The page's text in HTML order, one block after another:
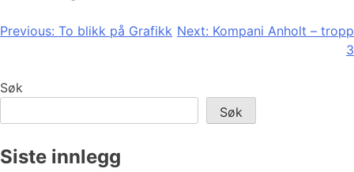
Innleggsnavigasjon
Previous: To blikk på Grafikk Next: Kompani Anholt – tropp
3
Søk
Søk
Siste innlegg